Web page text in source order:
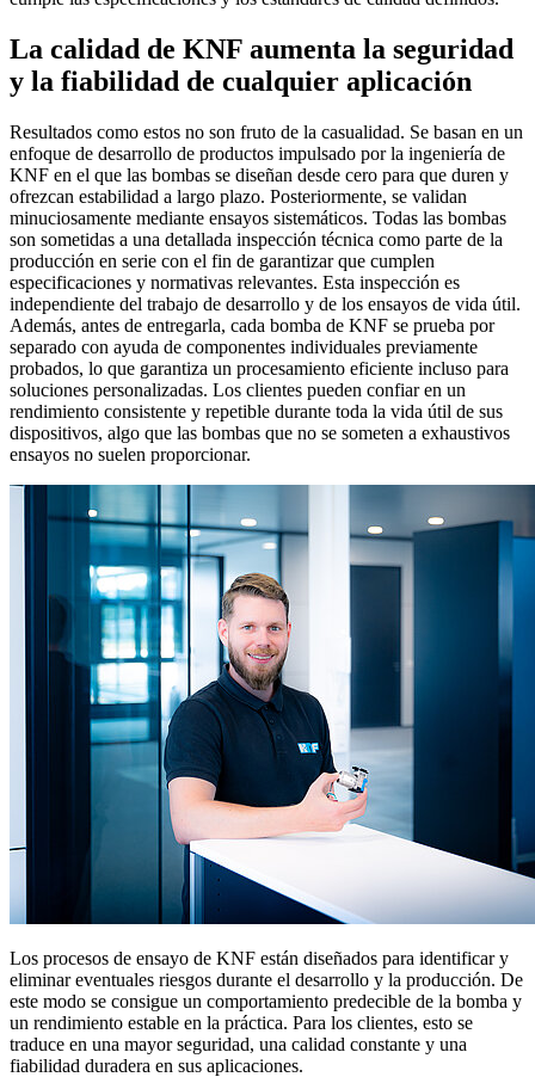
La calidad de KNF aumenta la seguridad
y la fiabilidad de cualquier aplicación
Resultados como estos no son fruto de la casualidad. Se basan en un
enfoque de desarrollo de productos impulsado por la ingeniería de
KNF en el que las bombas se diseñan desde cero para que duren y
ofrezcan estabilidad a largo plazo. Posteriormente, se validan
minuciosamente mediante ensayos sistemáticos. Todas las bombas
son sometidas a una detallada inspección técnica como parte de la
producción en serie con el fin de garantizar que cumplen
especificaciones y normativas relevantes. Esta inspección es
independiente del trabajo de desarrollo y de los ensayos de vida útil.
Además, antes de entregarla, cada bomba de KNF se prueba por
separado con ayuda de componentes individuales previamente
probados, lo que garantiza un procesamiento eficiente incluso para
soluciones personalizadas. Los clientes pueden confiar en un
rendimiento consistente y repetible durante toda la vida útil de sus
dispositivos, algo que las bombas que no se someten a exhaustivos
ensayos no suelen proporcionar.
Los procesos de ensayo de KNF están diseñados para identificar y
eliminar eventuales riesgos durante el desarrollo y la producción. De
este modo se consigue un comportamiento predecible de la bomba y
un rendimiento estable en la práctica. Para los clientes, esto se
traduce en una mayor seguridad, una calidad constante y una
fiabilidad duradera en sus aplicaciones.